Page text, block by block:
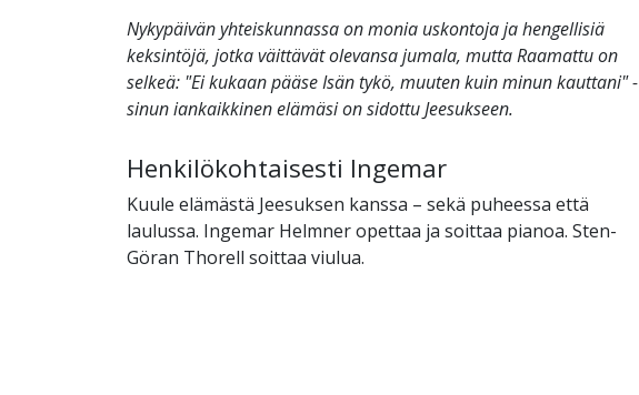
Nykypäivän yhteiskunnassa on monia uskontoja ja hengellisiä
keksintöjä, jotka väittävät olevansa jumala, mutta Raamattu on
selkeä: "Ei kukaan pääse Isän tykö, muuten kuin minun kauttani" -
sinun iankaikkinen elämäsi on sidottu Jeesukseen.
Henkilökohtaisesti Ingemar
Kuule elämästä Jeesuksen kanssa – sekä puheessa että
laulussa. Ingemar Helmner opettaa ja soittaa pianoa. Sten-
Göran Thorell soittaa viulua.